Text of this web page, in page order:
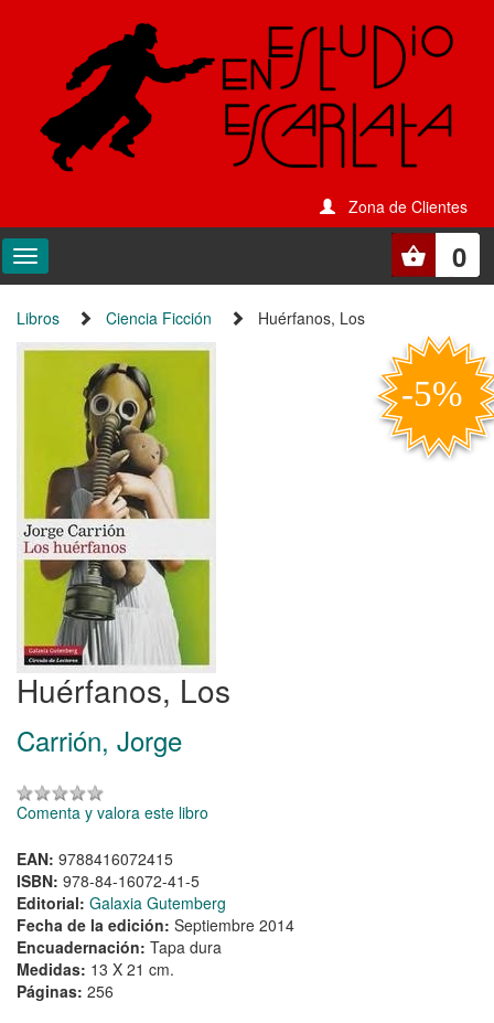
Zona de Clientes
0
Libros Ciencia Ficción Huérfanos, Los
Huérfanos, Los
Carrión, Jorge
Comenta y valora este libro
EAN: 9788416072415
ISBN: 978-84-16072-41-5
Editorial: Galaxia Gutemberg
Fecha de la edición: Septiembre 2014
Encuadernación: Tapa dura
Medidas: 13 X 21 cm.
Páginas: 256